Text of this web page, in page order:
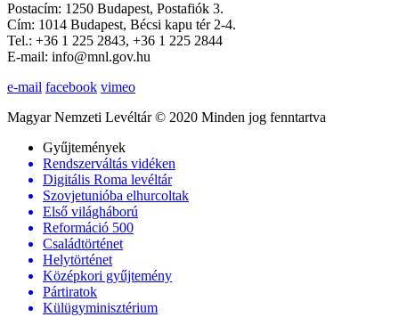
Postacím: 1250 Budapest, Postafiók 3.
Cím: 1014 Budapest, Bécsi kapu tér 2-4.
Tel.: +36 1 225 2843, +36 1 225 2844
E-mail: info@mnl.gov.hu
e-mail facebook vimeo
Magyar Nemzeti Levéltár © 2020 Minden jog fenntartva
Gyűjtemények
Rendszerváltás vidéken
Digitális Roma levéltár
Szovjetunióba elhurcoltak
Első világháború
Reformáció 500
Családtörténet
Helytörténet
Középkori gyűjtemény
Pártiratok
Külügyminisztérium